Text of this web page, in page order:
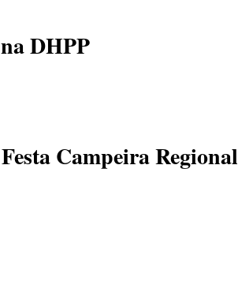
DHPP
Campeira Regional